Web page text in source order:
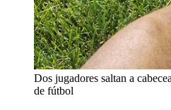
Dos jugadores saltan a
de fútbol